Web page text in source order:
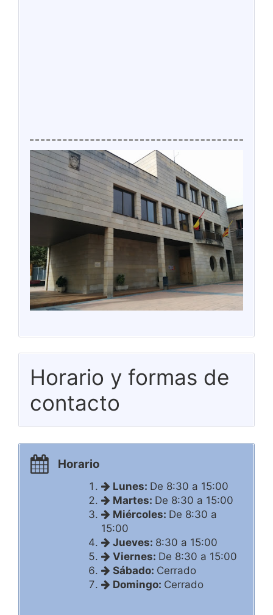
Horario y formas de
contacto
Horario
Lunes: De 8:30 a 15:00
Martes: De 8:30 a 15:00
Miércoles: De 8:30 a
15:00
Jueves: 8:30 a 15:00
Viernes: De 8:30 a 15:00
Sábado: Cerrado
Domingo: Cerrado